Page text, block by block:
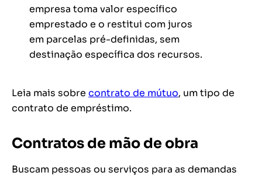
empresa toma valor específico
emprestado e o restitui com juros
em parcelas pré-definidas, sem
destinação específica dos recursos.
Leia mais sobre contrato de mútuo, um tipo de
contrato de empréstimo.
Contratos de mão de obra
Buscam pessoas ou serviços para as demandas